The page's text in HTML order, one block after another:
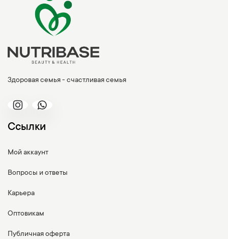
Здоровая семья - счастливая семья
Ссылки
Мой аккаунт
Вопросы и ответы
Карьера
Оптовикам
Публичная оферта